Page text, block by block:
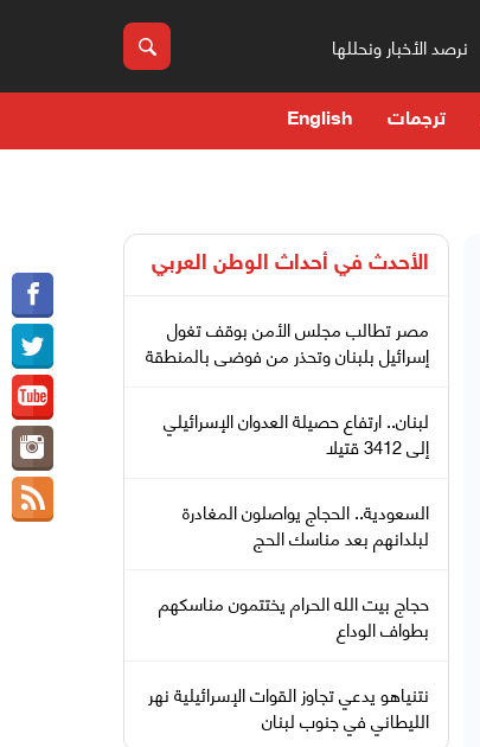
نرصد الأخبار ونحللها
ترجمات English
الأحدث في أحداث الوطن العربي
مصر تطالب مجلس الأمن بوقف تغول
إسرائيل بلبنان وتحذر من فوضى بالمنطقة
لبنان.. ارتفاع حصيلة العدوان الإسرائيلي
إلى 3412 قتيلا
السعودية.. الحجاج يواصلون المغادرة
لبلدانهم بعد مناسك الحج
حجاج بيت الله الحرام يختتمون مناسكهم
بطواف الوداع
نتنياهو يدعي تجاوز القوات الإسرائيلية نهر
الليطاني في جنوب لبنان